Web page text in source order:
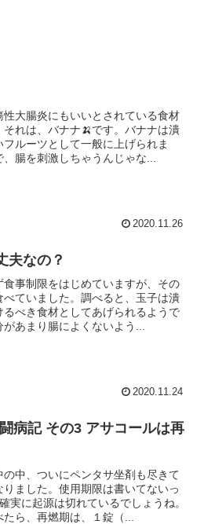
大腸炎にもいいとされている食材
れは、バナナ🍌です。バナナは潰
ルーツとして一般に上げられま
腸を刺激しちゃうんじゃな...
2020.11.26
夫なの？
事制限をはじめていますが、その
ていました。調べると、玉子は潰
べき食材としてあげられるようで
あまり腸によくないよう...
2020.11.24
病記 その3 アサコールは再
中、ついにペンタサ坐剤も尽きて
ました。使用期限は書いてないっ
実に起源は切れているでしょうね。
ら、再燃期は、１錠（...